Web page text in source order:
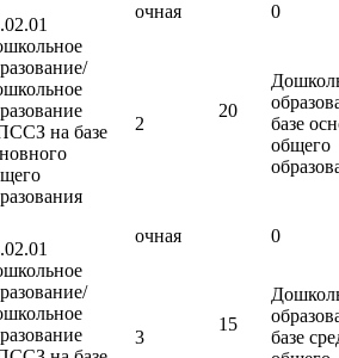
на базе
очная
20
0
2
базе
общего
очная
15
0
3
базе